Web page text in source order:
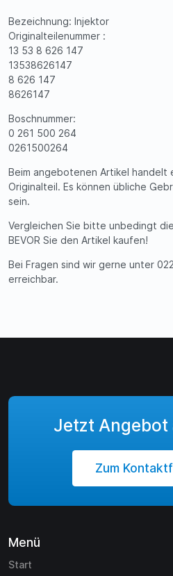
Bezeichnung: Injektor
Originalteilenummer :
13 53 8 626 147
13538626147
8 626 147
8626147
Boschnummer:
0 261 500 264
0261500264
Beim angebotenen Artikel handelt
Originalteil. Es können übliche
sein.
Vergleichen Sie bitte unbedingt
BEVOR Sie den Artikel kaufen!
Bei Fragen sind wir gerne unter
erreichbar.
Jetzt
Zum
Menü
Start